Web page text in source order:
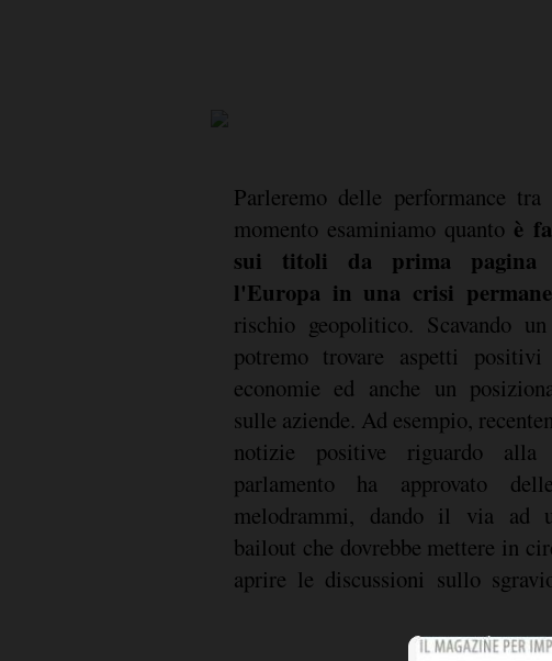
Parleremo delle performance
momento esaminiamo quantoè
sui titoli da prima pagina
l'Europa in una crisi
rischio geopolitico. Scavando
potremo trovare aspetti
economie ed anche un
sulle aziende. Ad esempio,
notizie positive riguardo alla
parlamento ha approvato
melodrammi, dando il via ad
bailout che dovrebbe mettere in
aprire le discussioni sullo